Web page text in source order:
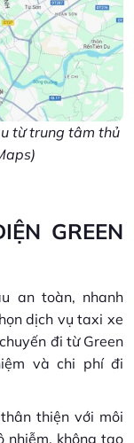
từ trung tâm thủ
GREEN
an toàn, nhanh
dịch vụ taxi xe
đi từ Green
và chi phí đi
thiện với môi
nhiễm, không tạo